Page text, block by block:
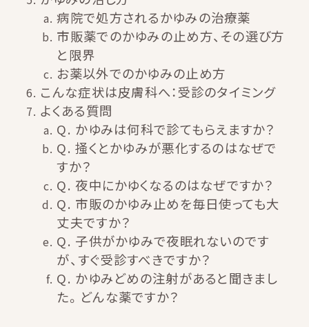
病院で処方されるかゆみの治療薬
市販薬でのかゆみの止め方、その選び方
と限界
お薬以外でのかゆみの止め方
こんな症状は皮膚科へ：受診のタイミング
よくある質問
Q. かゆみは何科で診てもらえますか？
Q. 掻くとかゆみが悪化するのはなぜで
すか？
Q. 夜中にかゆくなるのはなぜですか？
Q. 市販のかゆみ止めを毎日使っても大
丈夫ですか？
Q. 子供がかゆみで夜眠れないのです
が、すぐ受診すべきですか？
Q. かゆみどめの注射があると聞きまし
た。どんな薬ですか？